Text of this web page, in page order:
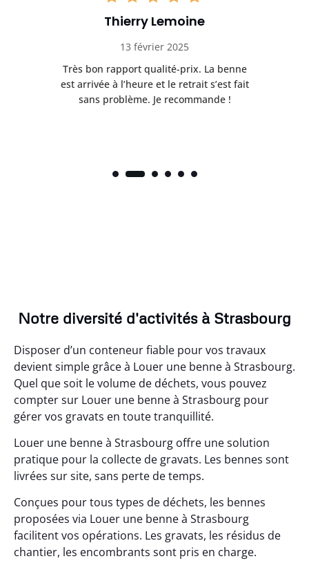
Thierry Lemoine
13 février 2025
Très bon rapport qualité-prix. La benne
est arrivée à l’heure et le retrait s’est fait
sans problème. Je recommande !
Notre diversité d'activités à Strasbourg
Disposer d’un conteneur fiable pour vos travaux
devient simple grâce à Louer une benne à Strasbourg.
Quel que soit le volume de déchets, vous pouvez
compter sur Louer une benne à Strasbourg pour
gérer vos gravats en toute tranquillité.
Louer une benne à Strasbourg offre une solution
pratique pour la collecte de gravats. Les bennes sont
livrées sur site, sans perte de temps.
Conçues pour tous types de déchets, les bennes
proposées via Louer une benne à Strasbourg
facilitent vos opérations. Les gravats, les résidus de
chantier, les encombrants sont pris en charge.